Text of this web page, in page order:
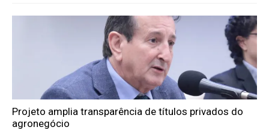
Projeto amplia transparência de títulos privados do
agronegócio